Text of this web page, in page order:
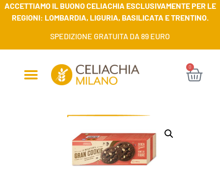
ACCETTIAMO IL BUONO CELIACHIA ESCLUSIVAMENTE PER LE
REGIONI: LOMBARDIA, LIGURIA, BASILICATA E TRENTINO.
SPEDIZIONE GRATUITA DA 89 EURO
0